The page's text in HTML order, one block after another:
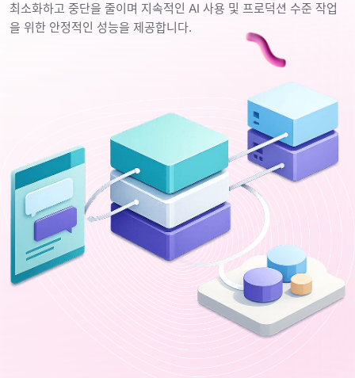
최소화하고 중단을 줄이며 지속적인 AI 사용 및 프로덕션 수준 작업
을 위한 안정적인 성능을 제공합니다.